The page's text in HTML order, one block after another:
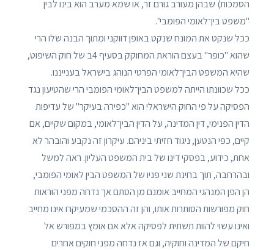
הסמכות) שבהן מעורב גורם זר, או שמא מערב הוא בינו לבין
"משפט בין־לאומי הפומבי".
ככל שנקט את המונח שנקט באופן דווקני ומתוך הבנה שלו הרי
שהוא "כופר" בעצם הוראת המחוקק בסעיף 4ב של חוק השיפוט,
שהיא המשפט הבין־לאומי הפרטי הנוהג בישראל בענייננו.
ככל שכוונתו הייתה למשפט הבין־לאומי הפומבי הרי שהטיעון נגד
הפסיקה על פי החוק הישראלי הוא "כפירה בעיקר" של עדיפות
הדין הפנימי, דין המדינה, על הדין הבין־לאומי, במקום שקיים, אם
קיים, כפי הנטען, ניגוד חזיתי ביניהם. עיקרון זה נקבע והובהר לא
אחת, כידוע, בפסקי דינו של בית המשפט העליון. ראה למשל
ובהרחבה, תוך בחינת שני פניו של המשפט הבין לאומי הפומבי,
הן הפן המנהגי המחייב אומנם מן הסתם אך נדחה מפני הוראות
חוק מפורשות הסותרות אותו, והן זה ההסכמי שמעיקרו אינו מחייב
ואינו עשוי להוות תשתית לפסיקה אלא אם אומץ במפורש אל
חיקם של המדינה וחוקיה, וגם אז נדחה מפני חוקים אחרים